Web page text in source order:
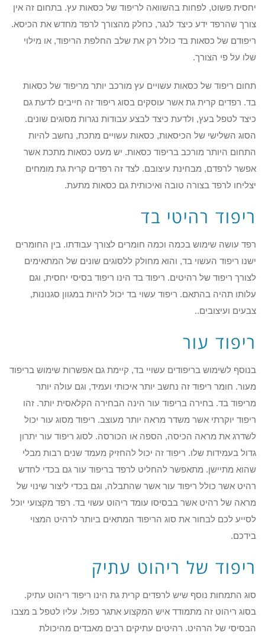
יחסית פשוט, לפחות בהשוואה לריפוד של כסאות עץ. בתחום זה אין
צורך שהרפד ידע כיצד לנגר, כחלק מהצורך לרפד מחדש את הכיסא.
ריפודם של כסאות בד כולל רק את שלב החלפת הריפוד, או מילוי
שלו על פי הצורך.
תחום ריפוד של כסאות עשויים עץ מורכב יותר מריפוד של כסאות
בד. רפדים קרית גת אשר עוסקים בסוג ריפוד זה חייבים לדעת גם
כיצד לטפל בעץ, ולדעת כיצד לבצע עבודות נגרות מסוגים שונים.
הסוג השלישי של הכיסאות, כסאות עשויים מתכת, נחשב להיות
התחום היותר מורכב בריפוד כסאות. יש מעט כסאות מתכת אשר
אפשר לרפדם, מבחינת עיצובם. לצד זה רפדים קרית גת מומחים
יצליחו לרפד בצורה טובה ואיכותית גם כסאות מתעת.
ריפוד רהיטי בד
רפד עושה שימוש בכמה וכמה חומרים לצורך עבודתו. בין החומרים
ישנו ריפוד העשוי בד, והוא מחולק ללסוגים שונים של המתאימים
לצורך ריפוד של רהיטים. ריפוד בד הינו ריפוד בסיסי יחסית, וגם
עלותו תהיה בהתאם. ריפוד עשוי בד יכול להיות במגוון סגנונות,
צבעים ועיצובים..
ריפוד עור
בנוסף לשימוש בריפודים עשויי בד, קיימת גם אפשרות שימוש בריפוד
מעור. חומר ריפוד זה נחשב יותר איכותי ועמיד, וגם עולה יותר
מריפוד בד. בחירה בריפוד עור הינה הבחירה הקלאסית יותר. זהו
ריפוד יוקרתי אשר משדר מראה יותר מעוצב. ריפוד מסוג עור יכול
לשדרג את מראה הכיסה, הספה או הכורסה. לסוג ריפוד עור יתרון
גדול בעמידות שלו. ריפוד זה יכול להחזיק מעמד שנים רבות מבלי
שהוא מתיישן. מתאפשר להחליט לרפד בריפוד עור גם בכדי לחדש
רהיט אשר כולל ריפוד עור אשר שהתבלה, וגם בכדי ליצור שינוי של
מראה של רהיט אשר בבסיסו עומד ריהוט עשוי בד. רפד מקצועי יוכל
לסייע לכם לבחור את סוג הריפוד המתאים ביותר לרהיט המצוי
בידכם.
ריפוד של ריהוט עתיק
סוג התמחות נוסף שיש לרפדים קרית גת הינו ריפוד ריהוט עתיק.
בסוג ריהוט זה מתמודד איש המקצוע אתגר כפול. עליו לטפל ב מצבו
הבסיסי של הרהיט. רהיטים עתיקים רבים מאבדים מהיכולת